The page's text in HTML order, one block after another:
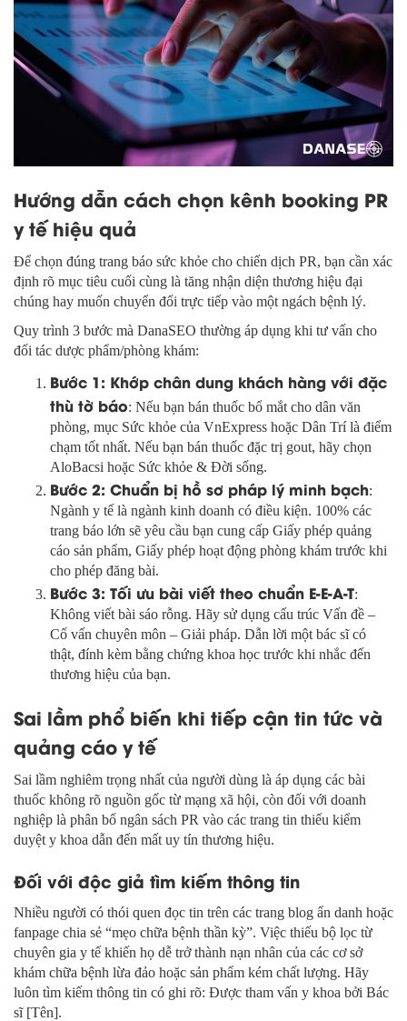
Hướng dẫn cách chọn kênh booking PR
y tế hiệu quả
Để chọn đúng trang báo sức khỏe cho chiến dịch PR, bạn cần xác
định rõ mục tiêu cuối cùng là tăng nhận diện thương hiệu đại
chúng hay muốn chuyển đổi trực tiếp vào một ngách bệnh lý.
Quy trình 3 bước mà DanaSEO thường áp dụng khi tư vấn cho
đối tác dược phẩm/phòng khám:
Bước 1: Khớp chân dung khách hàng với đặc
thù tờ báo: Nếu bạn bán thuốc bổ mắt cho dân văn
phòng, mục Sức khỏe của VnExpress hoặc Dân Trí là điểm
chạm tốt nhất. Nếu bạn bán thuốc đặc trị gout, hãy chọn
AloBacsi hoặc Sức khỏe & Đời sống.
Bước 2: Chuẩn bị hồ sơ pháp lý minh bạch:
Ngành y tế là ngành kinh doanh có điều kiện. 100% các
trang báo lớn sẽ yêu cầu bạn cung cấp Giấy phép quảng
cáo sản phẩm, Giấy phép hoạt động phòng khám trước khi
cho phép đăng bài.
Bước 3: Tối ưu bài viết theo chuẩn E-E-A-T:
Không viết bài sáo rỗng. Hãy sử dụng cấu trúc Vấn đề –
Cố vấn chuyên môn – Giải pháp. Dẫn lời một bác sĩ có
thật, đính kèm bằng chứng khoa học trước khi nhắc đến
thương hiệu của bạn.
Sai lầm phổ biến khi tiếp cận tin tức và
quảng cáo y tế
Sai lầm nghiêm trọng nhất của người dùng là áp dụng các bài
thuốc không rõ nguồn gốc từ mạng xã hội, còn đối với doanh
nghiệp là phân bổ ngân sách PR vào các trang tin thiếu kiểm
duyệt y khoa dẫn đến mất uy tín thương hiệu.
Đối với độc giả tìm kiếm thông tin
Nhiều người có thói quen đọc tin trên các trang blog ẩn danh hoặc
fanpage chia sẻ “mẹo chữa bệnh thần kỳ”. Việc thiếu bộ lọc từ
chuyên gia y tế khiến họ dễ trở thành nạn nhân của các cơ sở
khám chữa bệnh lừa đảo hoặc sản phẩm kém chất lượng. Hãy
luôn tìm kiếm thông tin có ghi rõ: Được tham vấn y khoa bởi Bác
sĩ [Tên].